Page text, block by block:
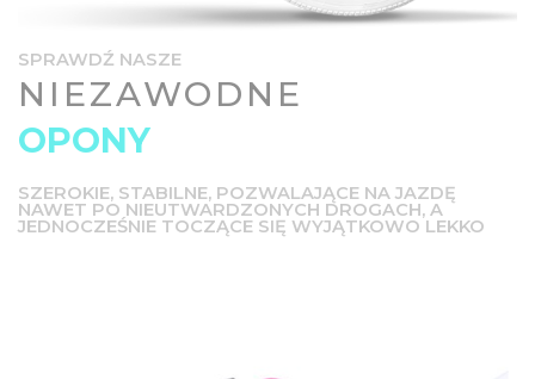
SPRAWDŹ NASZE
NIEZAWODNE
OPONY
SZEROKIE, STABILNE, POZWALAJĄCE NA JAZDĘ
NAWET PO NIEUTWARDZONYCH DROGACH, A
JEDNOCZEŚNIE TOCZĄCE SIĘ WYJĄTKOWO LEKKO